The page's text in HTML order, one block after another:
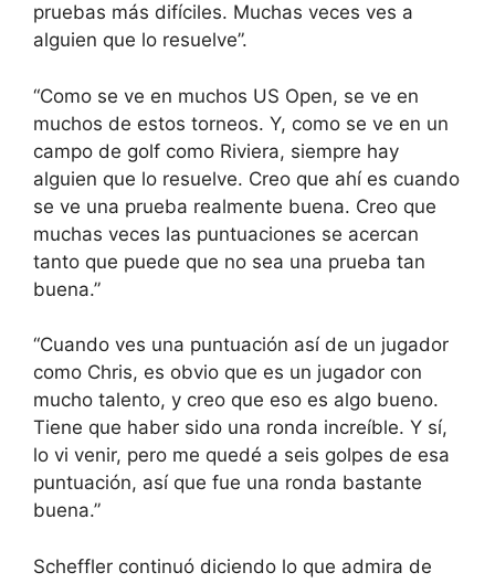
pruebas más difíciles. Muchas veces ves a
alguien que lo resuelve”.
“Como se ve en muchos US Open, se ve en
muchos de estos torneos. Y, como se ve en un
campo de golf como Riviera, siempre hay
alguien que lo resuelve. Creo que ahí es cuando
se ve una prueba realmente buena. Creo que
muchas veces las puntuaciones se acercan
tanto que puede que no sea una prueba tan
buena.”
“Cuando ves una puntuación así de un jugador
como Chris, es obvio que es un jugador con
mucho talento, y creo que eso es algo bueno.
Tiene que haber sido una ronda increíble. Y sí,
lo vi venir, pero me quedé a seis golpes de esa
puntuación, así que fue una ronda bastante
buena.”
Scheffler continuó diciendo lo que admira de